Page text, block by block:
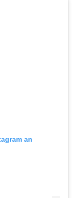
an